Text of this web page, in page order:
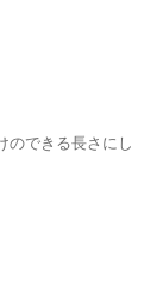
のできる長さにし